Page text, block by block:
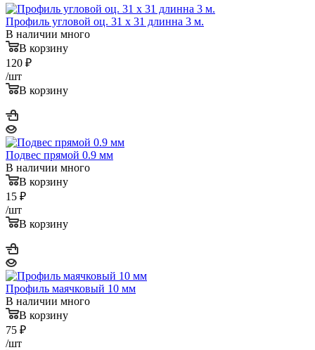
Профиль угловой оц. 31 x 31 длинна 3 м.
В наличии много
В корзину
120 ₽
/шт
В корзину
Подвес прямой 0.9 мм
В наличии много
В корзину
15 ₽
/шт
В корзину
Профиль маячковый 10 мм
В наличии много
В корзину
75 ₽
/шт